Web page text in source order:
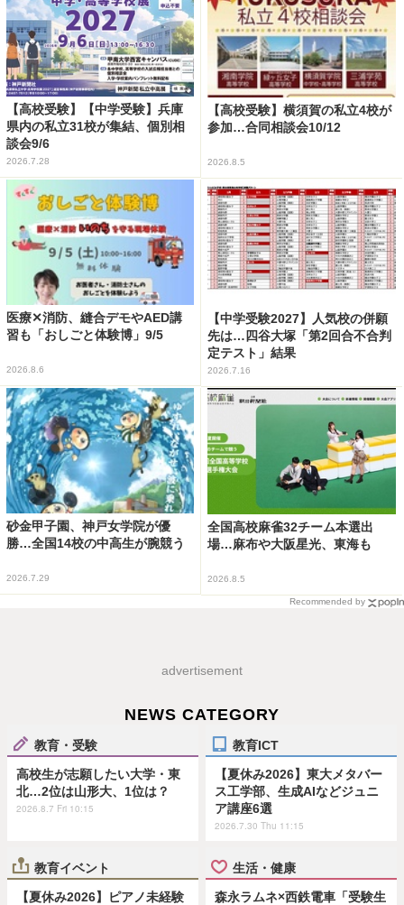
【高校受験】【中学受験】兵庫
県内の私立31校が集結、個別相
談会9/6
2026.7.28
【高校受験】横須賀の私立4校が
参加…合同相談会10/12
2026.8.5
医療✕消防、縫合デモやAED講
習も「おしごと体験博」9/5
2026.8.6
【中学受験2027】人気校の併願
先は…四谷大塚「第2回合不合判
定テスト」結果
2026.7.16
砂金甲子園、神戸女学院が優
勝…全国14校の中高生が腕競う
2026.7.29
全国高校麻雀32チーム本選出
場…麻布や大阪星光、東海も
2026.8.5
Recommended by
advertisement
NEWS CATEGORY
教育・受験
高校生が志願したい大学・東
北…2位は山形大、1位は？
2026.8.7 Fri 10:15
教育ICT
【夏休み2026】東大メタバー
ス工学部、生成AIなどジュニ
ア講座6選
2026.7.30 Thu 11:15
教育イベント
【夏休み2026】ピアノ未経験
生活・健康
森永ラムネ×西鉄電車「受験生